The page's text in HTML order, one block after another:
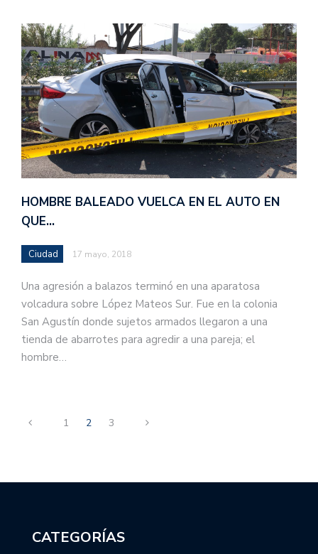
HOMBRE BALEADO VUELCA EN EL AUTO EN
QUE…
Ciudad 17 mayo, 2018
Una agresión a balazos terminó en una aparatosa
volcadura sobre López Mateos Sur. Fue en la colonia
San Agustín donde sujetos armados llegaron a una
tienda de abarrotes para agredir a una pareja; el
hombre…
1 2 3
CATEGORÍAS